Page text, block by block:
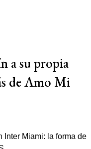
a su propia
de Amo Mi